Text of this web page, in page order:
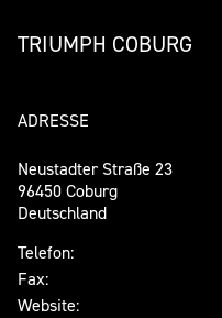
TRIUMPH COBURG
ADRESSE
Neustadter Straße 23
96450 Coburg
Deutschland
Telefon:
Fax:
Website: